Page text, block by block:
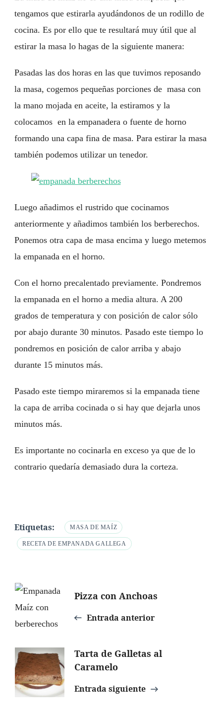
tengamos que estirarla ayudándonos de un rodillo de
cocina. Es por ello que te resultará muy útil que al
estirar la masa lo hagas de la siguiente manera:
Pasadas las dos horas en las que tuvimos reposando
la masa, cogemos pequeñas porciones de masa con
la mano mojada en aceite, la estiramos y la
colocamos en la empanadera o fuente de horno
formando una capa fina de masa. Para estirar la masa
también podemos utilizar un tenedor.
Luego añadimos el rustrido que cocinamos
anteriormente y añadimos también los berberechos.
Ponemos otra capa de masa encima y luego metemos
la empanada en el horno.
Con el horno precalentado previamente. Pondremos
la empanada en el horno a media altura. A 200
grados de temperatura y con posición de calor sólo
por abajo durante 30 minutos. Pasado este tiempo lo
pondremos en posición de calor arriba y abajo
durante 15 minutos más.
Pasado este tiempo miraremos si la empanada tiene
la capa de arriba cocinada o si hay que dejarla unos
minutos más.
Es importante no cocinarla en exceso ya que de lo
contrario quedaría demasiado dura la corteza.
Etiquetas: MASA DE MAÍZ
RECETA DE EMPANADA GALLEGA
Navegación
de
Pizza con Anchoas
Entrada anterior
Tarta de Galletas al
Caramelo
Entrada siguiente